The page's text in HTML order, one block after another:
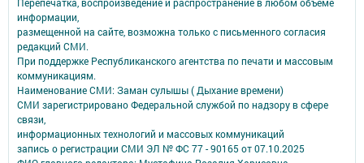
Перепечатка, воспроизведение и распространение в любом объеме
информации,
размещенной на сайте, возможна только с письменного согласия
редакций СМИ.
При поддержке Республиканского агентства по печати и массовым
коммуникациям.
Наименование СМИ: Заман сулышы ( Дыхание времени)
СМИ зарегистрировано Федеральной службой по надзору в сфере
связи,
информационных технологий и массовых коммуникаций
запись о регистрации СМИ ЭЛ № ФС 77 - 90165 от 07.10.2025